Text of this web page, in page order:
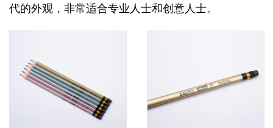
代的外观，非常适合专业人士和创意人士。